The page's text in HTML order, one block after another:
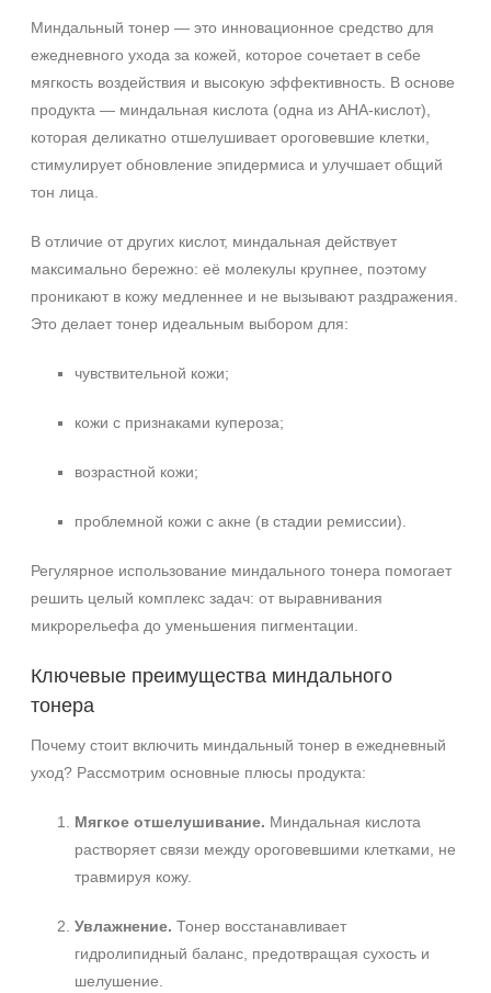
Обновление клеток
Ровный тон
Декольте
Лицо
Шея
Объём
150 мл
Ингредиенты
Миндальная кислота
Время применения
Вечер
Миндальный тонер — это инновационное средство для
ежедневного ухода за кожей, которое сочетает в себе
мягкость воздействия и высокую эффективность. В основе
продукта — миндальная кислота (одна из AHA‑кислот),
которая деликатно отшелушивает ороговевшие клетки,
стимулирует обновление эпидермиса и улучшает общий
тон лица.
В отличие от других кислот, миндальная действует
максимально бережно: её молекулы крупнее, поэтому
проникают в кожу медленнее и не вызывают раздражения.
Это делает тонер идеальным выбором для:
чувствительной кожи;
кожи с признаками купероза;
возрастной кожи;
проблемной кожи с акне (в стадии ремиссии).
Регулярное использование миндального тонера помогает
решить целый комплекс задач: от выравнивания
микрорельефа до уменьшения пигментации.
Ключевые преимущества миндального
тонера
Почему стоит включить миндальный тонер в ежедневный
уход? Рассмотрим основные плюсы продукта:
Мягкое отшелушивание. Миндальная кислота
растворяет связи между ороговевшими клетками, не
травмируя кожу.
Увлажнение. Тонер восстанавливает
гидролипидный баланс, предотвращая сухость и
шелушение.